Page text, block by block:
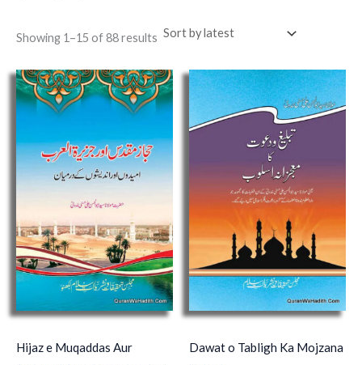
Showing 1–15 of 88 results
Hijaz e Muqaddas Aur
Dawat o Tabligh Ka Mojzana